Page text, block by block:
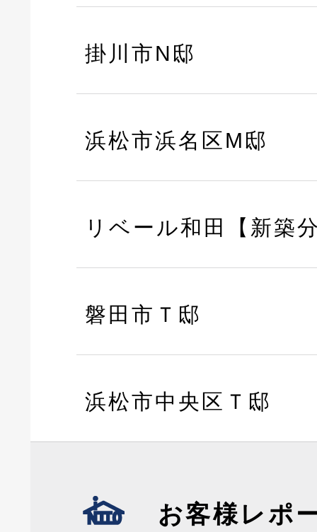
掛川市N邸
浜松市浜名区M邸
リベール和田【新築
磐田市Ｔ邸
浜松市中央区Ｔ邸
お客様レポ